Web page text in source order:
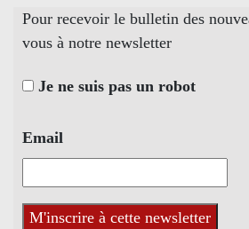
Pour recevoir le bulletin des
vous à notre newsletter
Je ne suis pas un robot
Email